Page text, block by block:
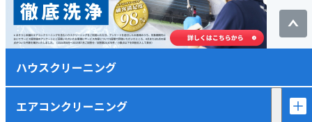
ハウスクリーニング
エアコンクリーニング